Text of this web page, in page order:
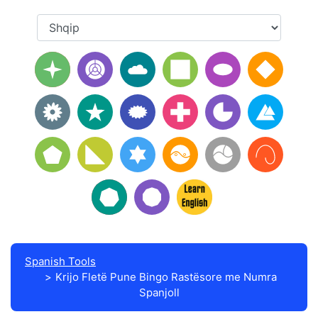
Spanish Tools
Krijo Fletë Pune Bingo Rastësore me Numra
Spanjoll